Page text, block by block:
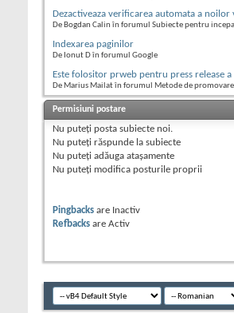
Dezactiveaza verificarea automata a
De Bogdan Calin în forumul Subiecte pentru
Indexarea paginilor
De Ionut D în forumul Google
Este folositor prweb pentru press release
De Marius Mailat în forumul Metode de
Permisiuni postare
Nu puteţi posta subiecte noi.
Nu puteţi răspunde la subiecte
Nu puteţi adăuga ataşamente
Nu puteţi modifica posturile proprii
Pingbacks are Inactiv
Refbacks are Activ